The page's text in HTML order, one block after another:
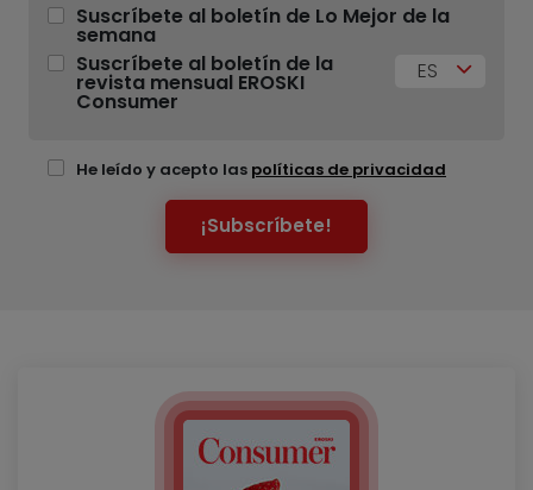
Suscríbete al boletín de Lo Mejor de la
semana
Suscríbete al boletín de la
revista mensual EROSKI
Consumer
ES
He leído y acepto las políticas de privacidad
¡Subscríbete!